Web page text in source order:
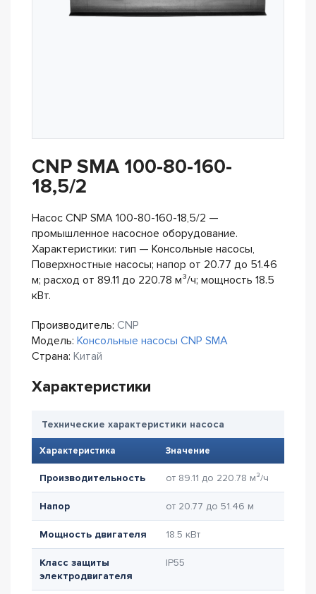
CNP SMA 100-80-160-
18,5/2
Насос CNP SMA 100-80-160-18,5/2 —
промышленное насосное оборудование.
Характеристики: тип — Консольные насосы,
Поверхностные насосы; напор от 20.77 до 51.46
м; расход от 89.11 до 220.78 м³/ч; мощность 18.5
кВт.
Производитель: CNP
Модель: Консольные насосы CNP SMA
Страна: Китай
Характеристики
Технические характеристики насоса
Характеристика Значение
Производительность от 89.11 до 220.78 м³/ч
Напор от 20.77 до 51.46 м
Мощность двигателя 18.5 кВт
Класс защиты
электродвигателя
IP55